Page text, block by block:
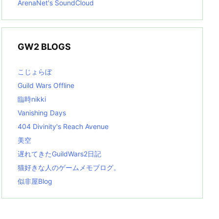
ArenaNet's SoundCloud
GW2 BLOGS
こじょらぼ
Guild Wars Offline
臨時nikki
Vanishing Days
404 Divinity's Reach Avenue
美空
遅れてきたGuildWars2日記
猫好きな人のゲームメモブログ。
似非屋Blog